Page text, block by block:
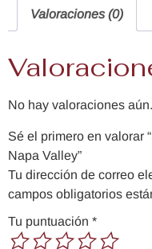
Valoraciones (0)
No hay valoraciones aún.
Sé el primero en valorar
Napa Valley”
Tu dirección de correo
campos obligatorios
Tu puntuación *